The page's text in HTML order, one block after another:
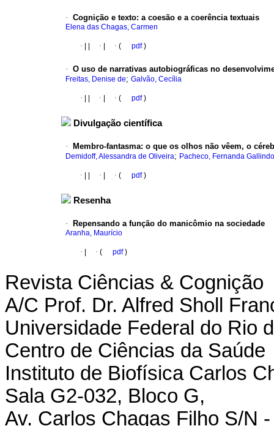
· Cognição e texto: a coesão e a coerência textuais
Elena das Chagas, Carmen
· · · ( pdf)
· O uso de narrativas autobiográficas no
Freitas, Denise de; Galvão, Cecília
· · · ( pdf)
Divulgação científica
· Membro-fantasma: o que os olhos não vêem, o
Demidoff, Alessandra de Oliveira; Pacheco, Fernanda Gallindo
· · · ( pdf)
Resenha
· Repensando a função do manicômio na sociedade
Aranha, Maurício
· · ( pdf)
Revista Ciências & Cognição
A/C Prof. Dr. Alfred Sholl
Universidade Federal do Rio
Centro de Ciências da Saúde
Instituto de Biofísica Carlos
Sala G2-032, Bloco G,
Av. Carlos Chagas Filho S/N